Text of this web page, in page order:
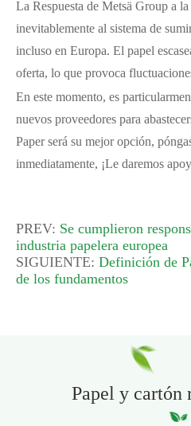
La Respuesta de Metsä Group a
inevitablemente al sistema de
incluso en Europa. El papel
oferta, lo que provoca
En este momento, es
nuevos proveedores para
Paper será su mejor opción,
inmediatamente, ¡Le daremos
PREV: Se cumplieron
industria papelera europea
SIGUIENTE: Definición de
de los fundamentos
Papel y cartón